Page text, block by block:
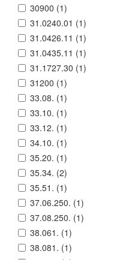
30900 (1)
31.0240.01 (1)
31.0426.11 (1)
31.0435.11 (1)
31.1727.30 (1)
31200 (1)
33.08. (1)
33.10. (1)
33.12. (1)
34.10. (1)
35.20. (1)
35.34. (2)
35.51. (1)
37.06.250. (1)
37.08.250. (1)
38.061. (1)
38.081. (1)